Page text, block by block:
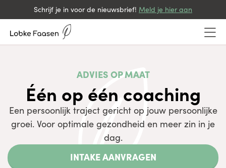
Schrijf je in voor de nieuwsbrief! Meld je hier aan
ADVIES OP MAAT
Één op één coaching
Een persoonlijk traject gericht op jouw persoonlijke
groei. Voor optimale gezondheid en meer zin in je
dag.
INTAKE AANVRAGEN